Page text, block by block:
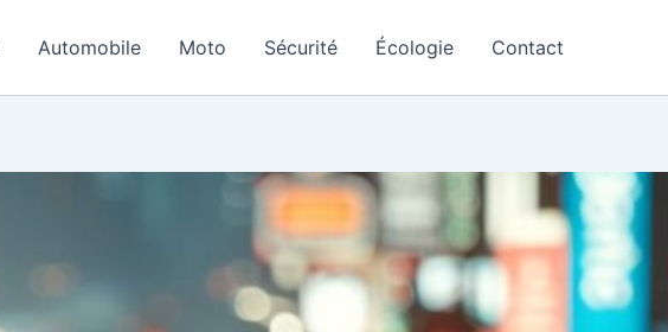
Automobile Moto Sécurité Écologie Contact